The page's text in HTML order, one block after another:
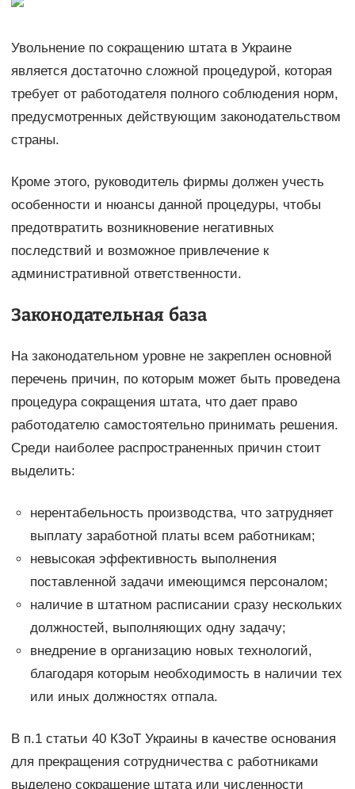
Увольнение по сокращению штата в Украине
является достаточно сложной процедурой, которая
требует от работодателя полного соблюдения норм,
предусмотренных действующим законодательством
страны.
Кроме этого, руководитель фирмы должен учесть
особенности и нюансы данной процедуры, чтобы
предотвратить возникновение негативных
последствий и возможное привлечение к
административной ответственности.
Законодательная база
На законодательном уровне не закреплен основной
перечень причин, по которым может быть проведена
процедура сокращения штата, что дает право
работодателю самостоятельно принимать решения.
Среди наиболее распространенных причин стоит
выделить:
нерентабельность производства, что затрудняет
выплату заработной платы всем работникам;
невысокая эффективность выполнения
поставленной задачи имеющимся персоналом;
наличие в штатном расписании сразу нескольких
должностей, выполняющих одну задачу;
внедрение в организацию новых технологий,
благодаря которым необходимость в наличии тех
или иных должностях отпала.
В п.1 статьи 40 КЗоТ Украины в качестве основания
для прекращения сотрудничества с работниками
выделено сокращение штата или численности